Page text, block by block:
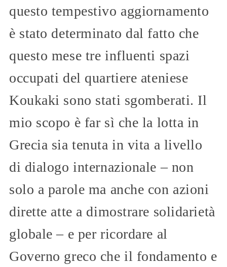
questo tempestivo aggiornamento
è stato determinato dal fatto che
questo mese tre influenti spazi
occupati del quartiere ateniese
Koukaki sono stati sgomberati. Il
mio scopo è far sì che la lotta in
Grecia sia tenuta in vita a livello
di dialogo internazionale – non
solo a parole ma anche con azioni
dirette atte a dimostrare solidarietà
globale – e per ricordare al
Governo greco che il fondamento e